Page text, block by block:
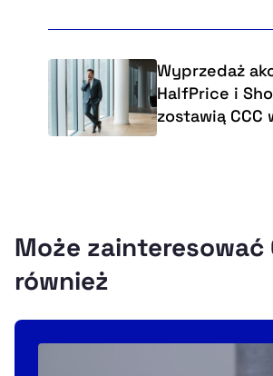
Wyprzedaż
HalfPrice i
zostawią CCC
Może zainteresować
również